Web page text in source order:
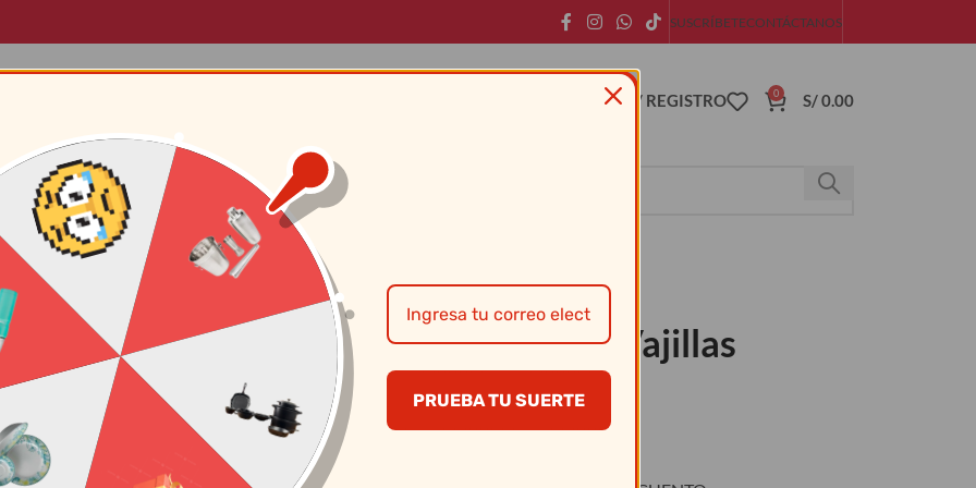
SUSCRÍBETECONTÁCTANOS
ACCESO / REGISTRO 0 S/0.00
Vajilla 4/16 Solei Hogar – Vajillas
Corona
S/219.50
PRUEBA TU SUERTE